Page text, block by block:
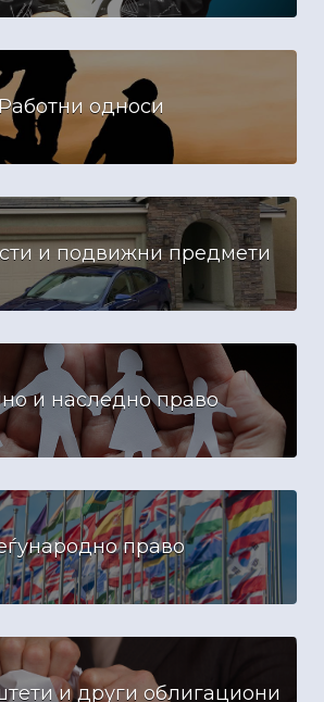
Работни односи
и подвижни предмети
и наследно право
право
и други облигациони